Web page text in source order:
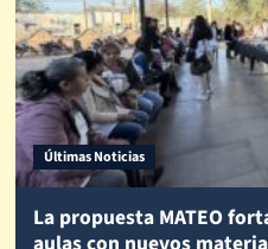
Últimas Noticias
La propuesta MATEO